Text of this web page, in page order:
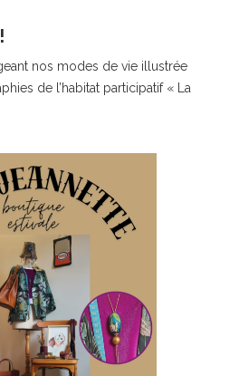
nos modes de vie illustrée
de l’habitat participatif « La